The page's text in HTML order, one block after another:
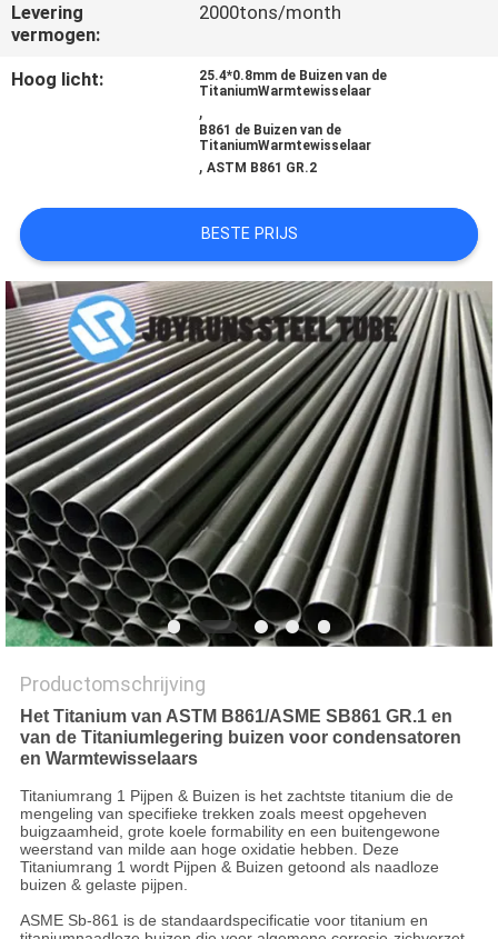
OM
EEN
PRIVACYBELEID
Levering
vermogen:
2000tons/month
Hoog licht:
25.4*0.8mm de Buizen van de
TitaniumWarmtewisselaar
,
B861 de Buizen van de
TitaniumWarmtewisselaar
,ASTM B861 GR.2
BESTE PRIJS
Productomschrijving
Het Titanium van ASTM B861/ASME SB861 GR.1 en
van de Titaniumlegering buizen voor condensatoren
en Warmtewisselaars
Titaniumrang 1 Pijpen & Buizen is het zachtste titanium die de
mengeling van specifieke trekken zoals meest opgeheven
buigzaamheid, grote koele formability en een buitengewone
weerstand van milde aan hoge oxidatie hebben. Deze
Titaniumrang 1 wordt Pijpen & Buizen getoond als naadloze
buizen & gelaste pijpen.
ASME Sb-861 is de standaardspecificatie voor titanium en